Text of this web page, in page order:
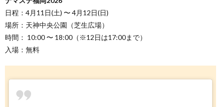
日程：4月11日(土) 〜 4月12日(日)
場所：天神中央公園（芝生広場）
時間： 10:00 〜 18:00（※12日は17:00まで）
入場：無料